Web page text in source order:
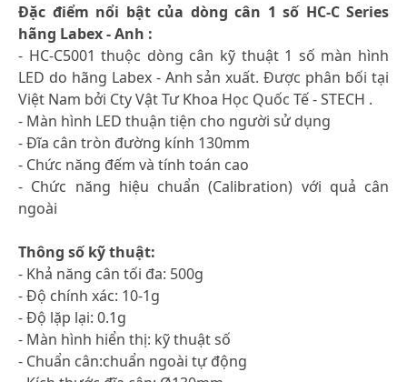
Đặc điểm nổi bật của dòng cân 1 số HC-C Series
hãng Labex - Anh :
- HC-C5001 thuộc dòng cân kỹ thuật 1 số màn hình
LED do hãng Labex - Anh sản xuất. Được phân bối tại
Việt Nam bởi Cty Vật Tư Khoa Học Quốc Tế - STECH .
- Màn hình LED thuận tiện cho người sử dụng
- Đĩa cân tròn đường kính 130mm
- Chức năng đếm và tính toán cao
- Chức năng hiệu chuẩn (Calibration) với quả cân
ngoài
Thông số kỹ thuật:
- Khả năng cân tối đa: 500g
- Độ chính xác: 10-1g
- Độ lặp lại: 0.1g
- Màn hình hiển thị: kỹ thuật số
- Chuẩn cân:chuẩn ngoài tự động